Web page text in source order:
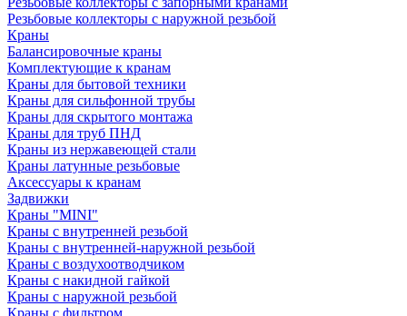
Резьбовые коллекторы с наружной резьбой
Краны
Балансировочные краны
Комплектующие к кранам
Краны для бытовой техники
Краны для сильфонной трубы
Краны для скрытого монтажа
Краны для труб ПНД
Краны из нержавеющей стали
Краны латунные резьбовые
Аксессуары к кранам
Задвижки
Краны "MINI"
Краны с внутренней резьбой
Краны с внутренней-наружной резьбой
Краны с воздухоотводчиком
Краны с накидной гайкой
Краны с наружной резьбой
Краны с фильтром